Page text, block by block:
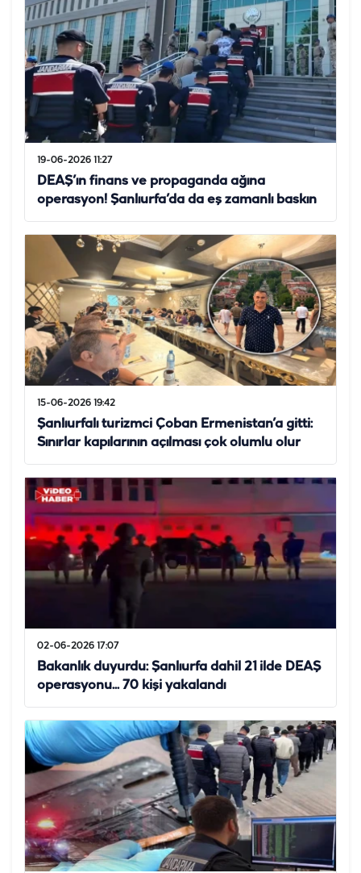
19-06-2026 11:27
DEAŞ’ın finans ve propaganda ağına
operasyon! Şanlıurfa’da da eş zamanlı baskın
15-06-2026 19:42
Şanlıurfalı turizmci Çoban Ermenistan’a gitti:
Sınırlar kapılarının açılması çok olumlu olur
02-06-2026 17:07
Bakanlık duyurdu: Şanlıurfa dahil 21 ilde DEAŞ
operasyonu... 70 kişi yakalandı